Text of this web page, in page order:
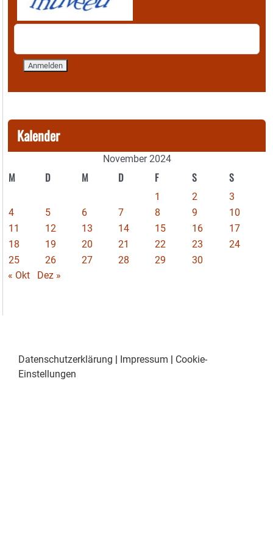
Kalender
November 2024
M D M D F S S
1 2
3
4
5 6 7 8 9
10
11
12 13 14 15 16
17
18
19 20 21 22 23
24
25
26 27 28 29
30
« Okt
Dez »
Datenschutzerklärung Impressum
Cookie-
Einstellungen